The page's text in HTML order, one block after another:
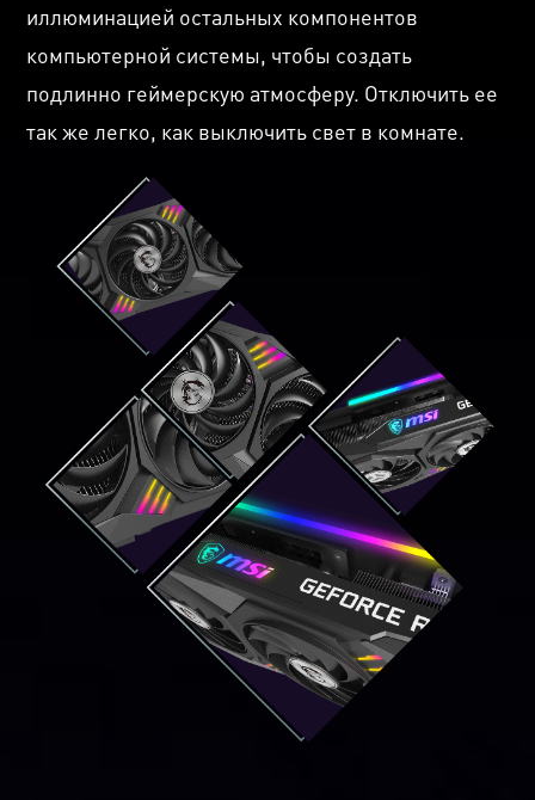
иллюминацией остальных компонентов
компьютерной системы, чтобы создать
подлинно геймерскую атмосферу. Отключить ее
так же легко, как выключить свет в комнате.